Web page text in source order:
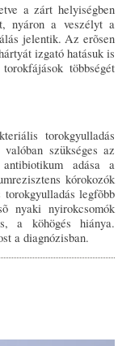
a zárt helyiségben
nyáron a veszélyt a
jelentik. Az erõsen
izgató hatásuk is
többségét
torokgyulladás
szükséges az
adása a
kórokozók
legfõbb
nyaki nyirokcsomók
a köhögés hiánya.
a diagnózisban.